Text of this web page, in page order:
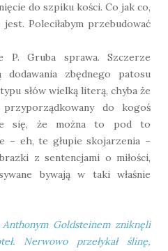
do szpiku kości. Co jak co,
Poleciłabym przebudować
P. Gruba sprawa. Szczerze
zbędnego patosu
słów wielką literą, chyba że
do kogoś
się, że można to pod to
– eh, te głupie skojarzenia –
z sentencjami o miłości,
bywają w taki właśnie
Goldsteinem zniknęli
Nerwowo przełykał ślinę,